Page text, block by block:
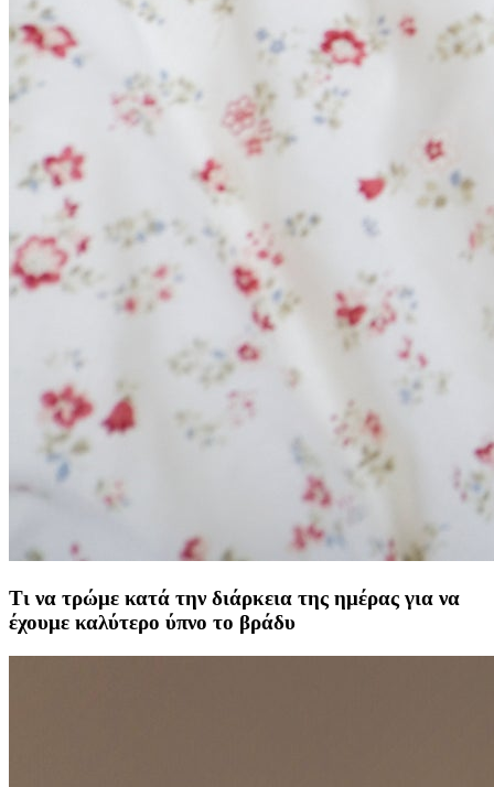
Τι να τρώμε κατά την διάρκεια της ημέρας για να
έχουμε καλύτερο ύπνο το βράδυ